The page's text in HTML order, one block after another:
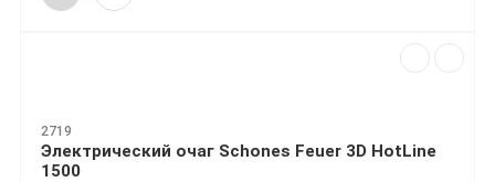
2719
Электрический очаг Schones Feuer 3D HotLine
1500